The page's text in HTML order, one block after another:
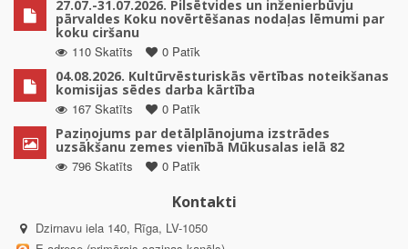
27.07.-31.07.2026. Pilsētvides un inženierbūvju
pārvaldes Koku novērtēšanas nodaļas lēmumi par
koku ciršanu
110 Skatīts
0 Patīk
04.08.2026. Kultūrvēsturiskās vērtības noteikšanas
komisijas sēdes darba kārtība
167 Skatīts
0 Patīk
Paziņojums par detālplānojuma izstrādes
uzsākšanu zemes vienībā Mūkusalas ielā 82
796 Skatīts
0 Patīk
Kontakti
Dzirnavu iela 140, Rīga, LV-1050